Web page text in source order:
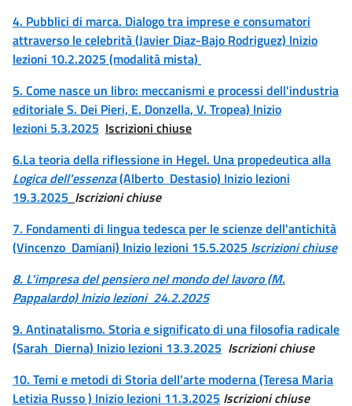
4. Pubblici di marca. Dialogo tra imprese e consumatori
attraverso le celebrità (Javier Diaz-Bajo Rodriguez) Inizio
lezioni 10.2.2025 (modalità mista)
5. Come nasce un libro: meccanismi e processi dell'industria
editoriale S. Dei Pieri, E. Donzella, V. Tropea) Inizio
lezioni 5.3.2025 Iscrizioni chiuse
6.La teoria della riflessione in Hegel. Una propedeutica alla
Logica dell'essenza(Alberto Destasio) Inizio lezioni
19.3.2025 Iscrizioni chiuse
7. Fondamenti di lingua tedesca per le scienze dell'antichità
(Vincenzo Damiani) Inizio lezioni 15.5.2025 Iscrizioni chiuse
8. L'impresa del pensiero nel mondo del lavoro (M.
Pappalardo) Inizio lezioni 24.2.2025
9. Antinatalismo. Storia e significato di una filosofia radicale
(Sarah Dierna) Inizio lezioni 13.3.2025 Iscrizioni chiuse
10. Temi e metodi di Storia dell'arte moderna (Teresa Maria
Letizia Russo ) Inizio lezioni 11.3.2025 Iscrizioni chiuse